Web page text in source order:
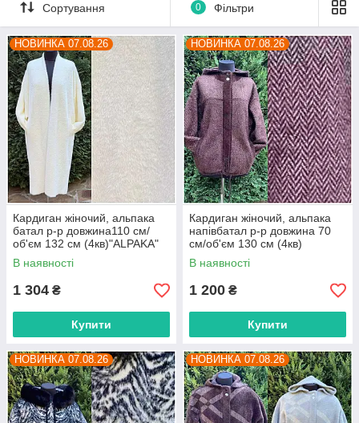
Сортування 0 Фільтри
НОВИНКА 07.08.26
Кардиган жіночий, альпака
батал р-р довжина110 см/
об'єм 132 см (4кв)"ALPAKA"
недорого від прямого
постачальника
В наявності
1 304 ₴
Купити
НОВИНКА 07.08.26
Кардиган жіночий, альпака
напівбатал р-р довжина 70
см/об'єм 130 см (4кв)
"ALPAKA" недорого від
прямого постачальника
В наявності
1 200 ₴
Купити
НОВИНКА 07.08.26 НОВИНКА 07.08.26